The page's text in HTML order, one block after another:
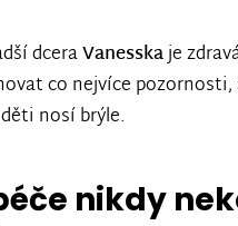
dceraVanesskaje
co nejvíce
nosí brýle.
nikdy